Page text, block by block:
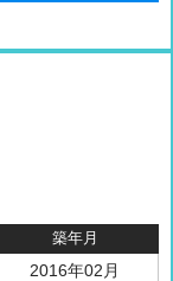
築年月
2016年02月